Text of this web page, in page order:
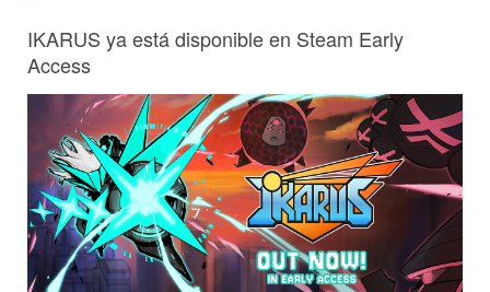
IKARUS ya está disponible en Steam Early
Access